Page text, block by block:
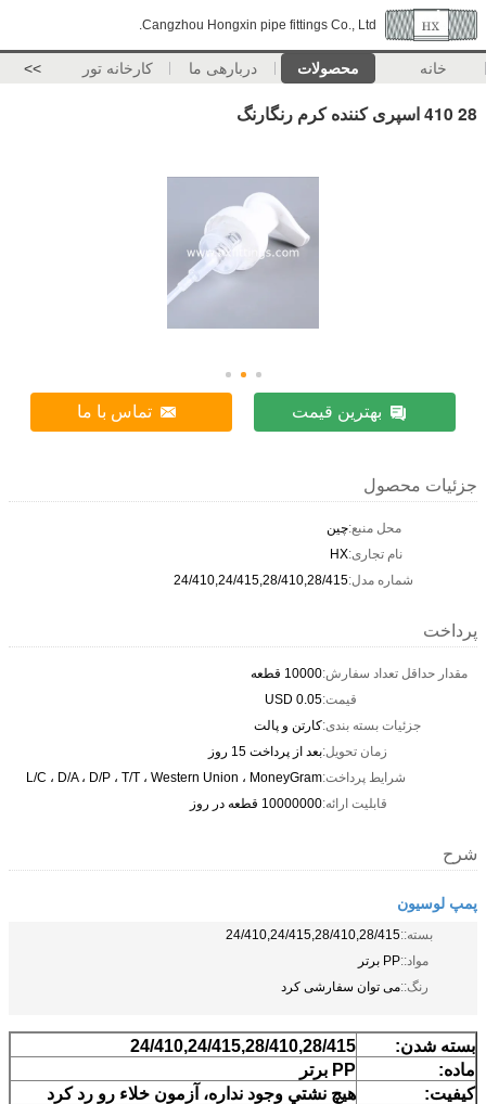
Cangzhou Hongxin pipe fittings Co., Ltd.
خانه محصولات دربارهی ما کارخانه تور >>
28 410 اسپری کننده کرم رنگارنگ
بهترین قیمت تماس با ما
جزئیات محصول
محل منبع:چین
نام تجاری:HX
شماره مدل:24/410,24/415,28/410,28/415
پرداخت
مقدار حداقل تعداد سفارش:10000 قطعه
قیمت:0.05 USD
جزئیات بسته بندی:کارتن و پالت
زمان تحویل:بعد از پرداخت 15 روز
شرایط پرداخت:L/C ، D/A ، D/P ، T/T ، Western Union ، MoneyGram
قابلیت ارائه:10000000 قطعه در روز
شرح
پمپ لوسیون
بسته::24/410,24/415,28/410,28/415
مواد::PP برتر
رنگ::می توان سفارشی کرد
بسته شدن:
24/410,24/415,28/410,28/415
ماده:
PP برتر
کیفیت:
هیچ نشتي وجود نداره، آزمون خلاء رو رد کرد